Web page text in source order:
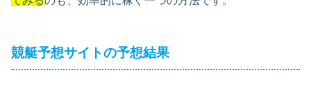
競艇予想サイトの予想結果